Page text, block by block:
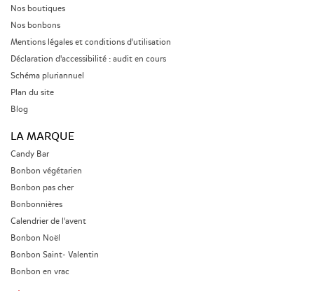
vous, la Baby Shower peut donc être le bon moment pour
célébrer l'arrivée de bébé.
Nos boutiques
Nos bonbons
Mentions légales et conditions d'utilisation
Déclaration d'accessibilité : audit en cours
Schéma pluriannuel
Plan du site
Blog
LA MARQUE
Candy Bar
Bonbon végétarien
Bonbon pas cher
Bonbonnières
Calendrier de l'avent
Bonbon Noël
Bonbon Saint- Valentin
Bonbon en vrac